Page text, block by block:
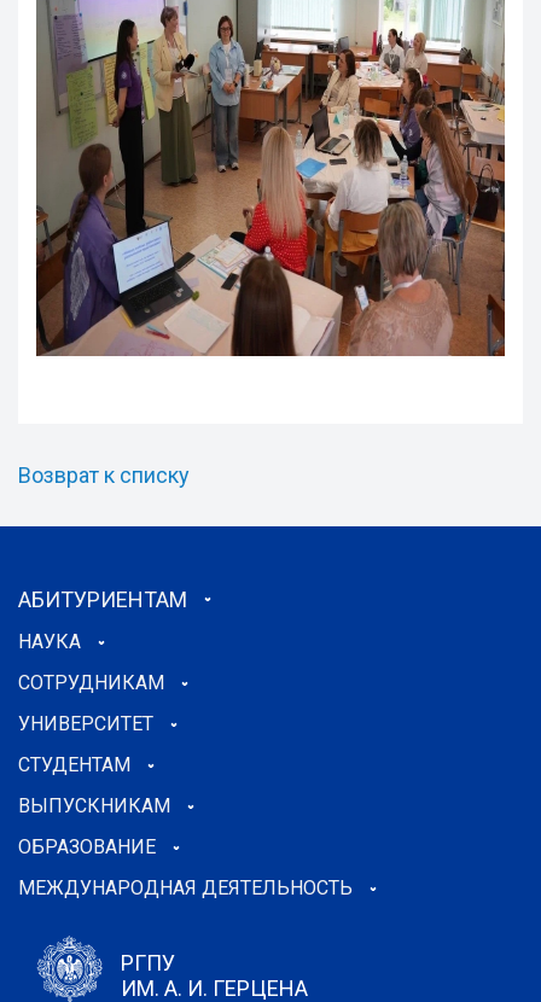
Возврат к списку
АБИТУРИЕНТАМ
НАУКА
СОТРУДНИКАМ
УНИВЕРСИТЕТ
СТУДЕНТАМ
ВЫПУСКНИКАМ
ОБРАЗОВАНИЕ
МЕЖДУНАРОДНАЯ ДЕЯТЕЛЬНОСТЬ
РГПУ
ИМ. А. И. ГЕРЦЕНА